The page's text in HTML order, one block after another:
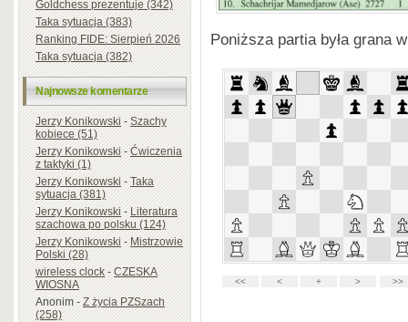
Goldchess prezentuje (342)
Taka sytuacja (383)
Ranking FIDE: Sierpień 2026
Taka sytuacja (382)
Najnowsze komentarze
Jerzy Konikowski-Szachy
kobiece (51)
Jerzy Konikowski-Ćwiczenia
z taktyki (1)
Jerzy Konikowski-Taka
sytuacja (381)
Jerzy Konikowski-Literatura
szachowa po polsku (124)
Jerzy Konikowski-Mistrzowie
Polski (28)
wireless clock-CZESKA
WIOSNA
Anonim-Z życia PZSzach
(258)
Poniższa partia była grana